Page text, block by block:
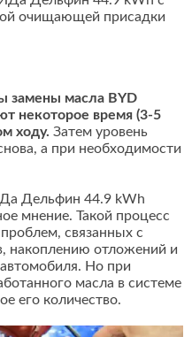
очищающей присадки
замены масла BYD
некоторое время (3-5
ходу. Затем уровень
а при необходимости
Дельфин 44.9 kWh
мнение. Такой процесс
связанных с
накоплению отложений и
Но при
масла в системе
его количество.